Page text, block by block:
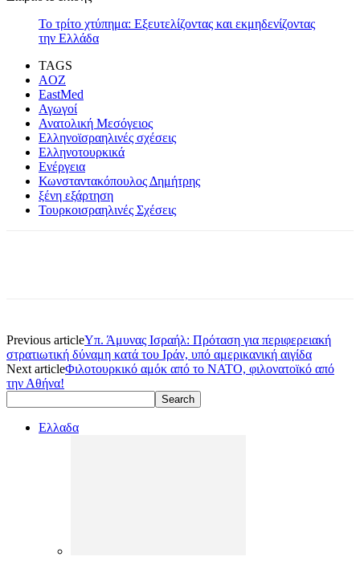
Το τρίτο χτύπημα: Εξευτελίζοντας και εκμηδενίζοντας
την Ελλάδα
TAGS
AOZ
EastMed
Αγωγοί
Ανατολική Μεσόγειος
Ελληνοϊσραηλινές σχέσεις
Ελληνοτουρκικά
Ενέργεια
Κωνσταντακόπουλος Δημήτρης
ξένη εξάρτηση
Τουρκοισραηλινές Σχέσεις
Previous articleΥπ. Άμυνας Ισραήλ: Πρόταση για περιφερειακή
στρατιωτική δύναμη κατά του Ιράν, υπό αμερικανική αιγίδα
Next articleΦιλοτουρκικό αμόκ από το ΝΑΤΟ, φιλονατοϊκό από
την Αθήνα!
Ελλαδα